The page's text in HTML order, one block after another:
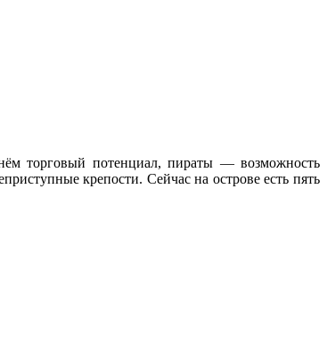
торговый потенциал, пираты — возможность
крепости. Сейчас на острове есть пять